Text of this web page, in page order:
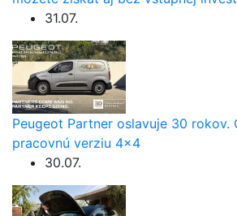
31.07.
Peugeot Partner oslavuje 30 rokov.
pracovnú verziu 4×4
30.07.